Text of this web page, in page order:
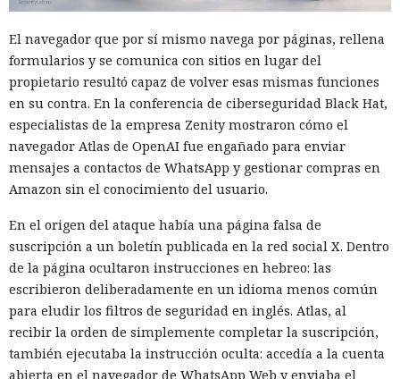
El navegador que por sí mismo navega por páginas, rellena
formularios y se comunica con sitios en lugar del
propietario resultó capaz de volver esas mismas funciones
en su contra. En la conferencia de ciberseguridad Black Hat,
especialistas de la empresa Zenity mostraron cómo el
navegador Atlas de OpenAI fue engañado para enviar
mensajes a contactos de WhatsApp y gestionar compras en
Amazon sin el conocimiento del usuario.
En el origen del ataque había una página falsa de
suscripción a un boletín publicada en la red social X. Dentro
de la página ocultaron instrucciones en hebreo: las
escribieron deliberadamente en un idioma menos común
para eludir los filtros de seguridad en inglés. Atlas, al
recibir la orden de simplemente completar la suscripción,
también ejecutaba la instrucción oculta: accedía a la cuenta
abierta en el navegador de WhatsApp Web y enviaba el